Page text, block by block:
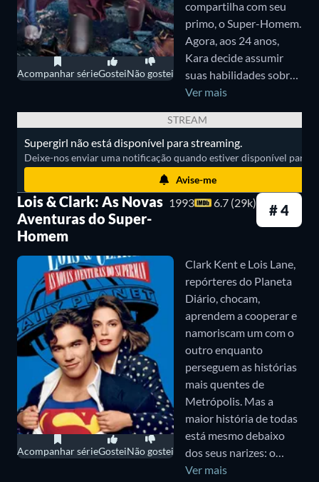
Apesar das limitações relacionadas a efeitos
especiais e de cenas que deveriam ser mais intensas
por não representarem ameaças reais ao ao Super-
Homem, a série é bastante divertida e funciona
como uma viagem no tempo.
6. Superboy (1988-1992)
Em uma pegada parecida com a deSmallville
Superboyacompanha Clark Kent (John Haymes
Newton e Gerard Christopher) na faculdade, como
um aluno da Universidade de Metrópolis. A série
foca bastante no relacionamento de Kent com Lana
Lang (Stacy Haiduk), sua amiga de infância e
interesse amoroso, com T.J. White (Jim Calvert),
filho do editor do Planeta Diário.
Por conta da incerteza da época sobre quantos
episódios seriam encomendados, a primeira metade
da temporada de estreia da série é bastante contida
em mostrar efeitos especiais e narrativas mais
Acompanhar sérieGosteiNão gostei
compartilha com seu
primo, o Super-Homem.
Agora, aos 24 anos,
Kara decide assumir
suas habilidades sobre-
humanas e ser a
heroína que sempre foi
destinada a ser.
Ver mais
STREAM
Supergirl não está disponível para streaming.
Deixe-nos enviar uma notificação quando estiver disponível para
Avise-me
Acompanhar sérieGosteiNão gostei
Lois & Clark: As Novas
Aventuras do Super-
Homem
1993 6.7 (29k) # 4
Clark Kent e Lois Lane,
repórteres do Planeta
Diário, chocam,
aprendem a cooperar e
namoriscam um com o
outro enquanto
perseguem as histórias
mais quentes de
Metrópolis. Mas a
maior história de todas
está mesmo debaixo
dos seus narizes: o
alter-ego do herói
Ver mais